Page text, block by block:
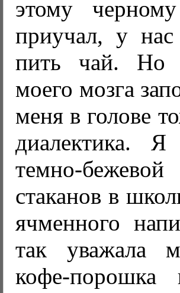
этому
приучал, у
пить чай. Но
моего мозга
меня в голове
диалектика.
темно-
стаканов в
ячменного
так уважала
кофе-